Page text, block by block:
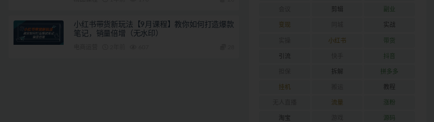
小红书带货新玩法【9月课程】教你如何打造爆款
笔记，销量倍增（无水印）
剪辑 副业
变现 实战
小红书 带货
引流 抖音
拆解 拼多多
挂机 教程
流量 涨粉
淘宝 源码